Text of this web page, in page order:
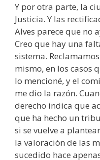
Y por otra parte, la
Justicia. Y las
Alves parece que no
Creo que hay una
sistema.
mismo, en los casos
lo mencioné, y el
me dio la razón.
derecho indica que
que ha hecho un
si se vuelve a
la valoración de las
sucedido hace